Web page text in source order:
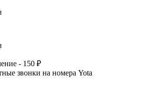
- 150 ₽
звонки на номера Yota